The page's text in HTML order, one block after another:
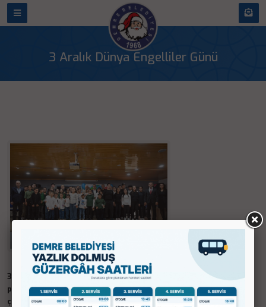
3 Aralık Dünya Engelliler Günü
3 Aralık Dünya Engelliler Günü dolayısıyla düzenlenen kutlama
programında, ilçemizde eğitim gören özel gereksinimli
çocuklarımızın sahnedeki heyecanlarına ortak olduk.